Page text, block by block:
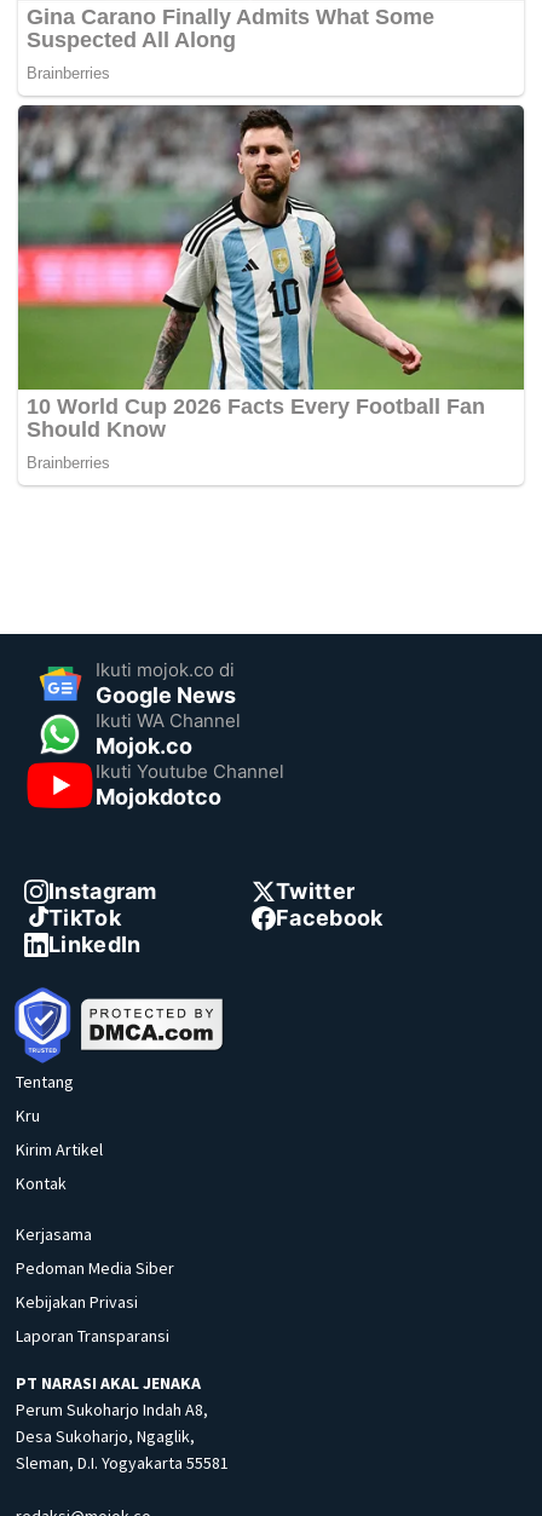
Ikuti mojok.co di
Google News
Ikuti WA Channel
Mojok.co
Ikuti Youtube Channel
Mojokdotco
Instagram
Twitter
TikTok
Facebook
LinkedIn
Tentang
Kru
Kirim Artikel
Kontak
Kerjasama
Pedoman Media Siber
Kebijakan Privasi
Laporan Transparansi
PT NARASI AKAL JENAKA
Perum Sukoharjo Indah A8,
Desa Sukoharjo, Ngaglik,
Sleman, D.I. Yogyakarta 55581